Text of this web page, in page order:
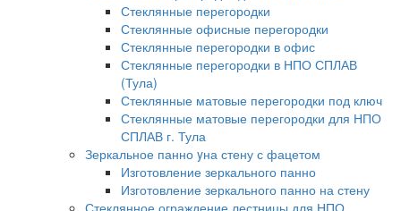
Стеклянные перегородки
Стеклянные офисные перегородки
Стеклянные перегородки в офис
Стеклянные перегородки в НПО СПЛАВ
(Тула)
Стеклянные матовые перегородки под ключ
Стеклянные матовые перегородки для НПО
СПЛАВ г. Тула
Зеркальное панно yна стену с фацетом
Изготовление зеркального панно
Изготовление зеркального панно на стену